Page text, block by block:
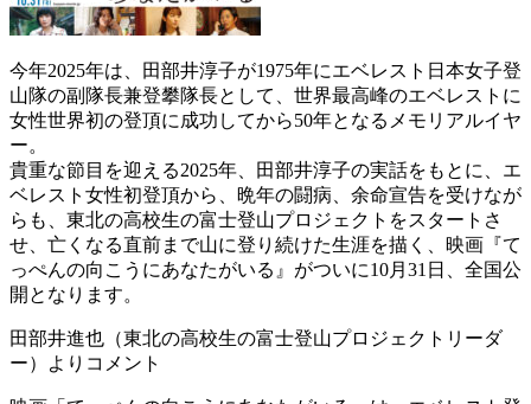
今年2025年は、田部井淳子が1975年にエベレスト日本女子登
山隊の副隊長兼登攀隊長として、世界最高峰のエベレストに
女性世界初の登頂に成功してから50年となるメモリアルイヤ
ー。
貴重な節目を迎える2025年、田部井淳子の実話をもとに、エ
ベレスト女性初登頂から、晩年の闘病、余命宣告を受けなが
らも、東北の高校生の富士登山プロジェクトをスタートさ
せ、亡くなる直前まで山に登り続けた生涯を描く、映画『て
っぺんの向こうにあなたがいる』がついに10月31日、全国公
開となります。
田部井進也（東北の高校生の富士登山プロジェクトリーダ
ー）よりコメント